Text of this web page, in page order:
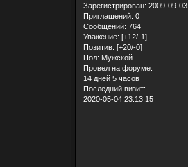
Зарегистрирован: 2009-09-03
Приглашений: 0
Сообщений: 764
Уважение: [+12/-1]
Позитив: [+20/-0]
Пол: Мужской
Провел на форуме:
14 дней 5 часов
Последний визит:
2020-05-04 23:13:15